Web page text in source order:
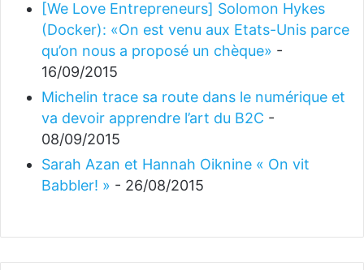
[We Love Entrepreneurs] Solomon Hykes
(Docker): «On est venu aux Etats-Unis parce
qu’on nous a proposé un chèque» -
16/09/2015
Michelin trace sa route dans le numérique et
va devoir apprendre l’art du B2C -
08/09/2015
Sarah Azan et Hannah Oiknine « On vit
Babbler! » - 26/08/2015